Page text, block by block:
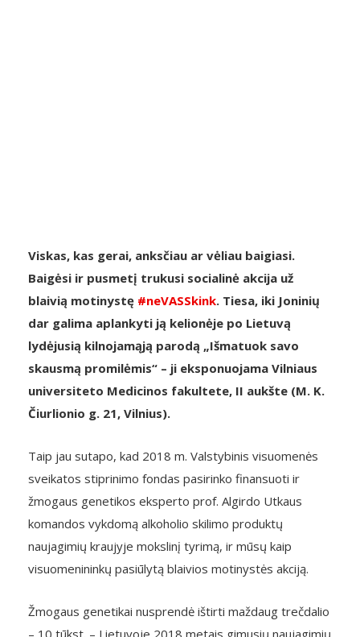
Viskas, kas gerai, anksčiau ar vėliau baigiasi.
Baigėsi ir pusmetį trukusi socialinė akcija už
blaivią motinystę #neVASSkink. Tiesa, iki Joninių
dar galima aplankyti ją kelionėje po Lietuvą
lydėjusią kilnojamąją parodą „Išmatuok savo
skausmą promilėmis“ – ji eksponuojama Vilniaus
universiteto Medicinos fakultete, II aukšte (M. K.
Čiurlionio g. 21, Vilnius).
Taip jau sutapo, kad 2018 m. Valstybinis visuomenės
sveikatos stiprinimo fondas pasirinko finansuoti ir
žmogaus genetikos eksperto prof. Algirdo Utkaus
komandos vykdomą alkoholio skilimo produktų
naujagimių kraujyje mokslinį tyrimą, ir mūsų kaip
visuomenininkų pasiūlytą blaivios motinystės akciją.
Žmogaus genetikai nusprendė ištirti maždaug trečdalio
– 10 tūkst. – Lietuvoje 2018 metais gimusių naujagimių